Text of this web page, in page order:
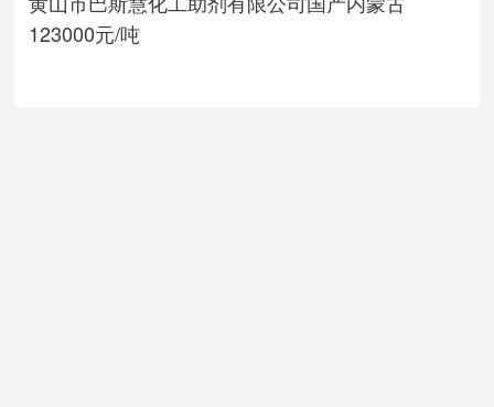
123000元/吨